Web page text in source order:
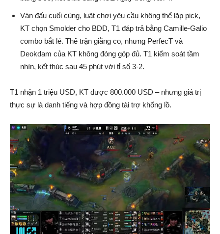
Ván đấu cuối cùng, luật chơi yêu cầu không thể lặp pick,
KT chọn Smolder cho BDD, T1 đáp trả bằng Camille-Galio
combo bắt lẻ. Thế trận giằng co, nhưng PerfecT và
Deokdam của KT không đóng góp đủ. T1 kiểm soát tầm
nhìn, kết thúc sau 45 phút với tỉ số 3-2.
T1 nhận 1 triệu USD, KT được 800.000 USD – nhưng giá trị
thực sự là danh tiếng và hợp đồng tài trợ khổng lồ.